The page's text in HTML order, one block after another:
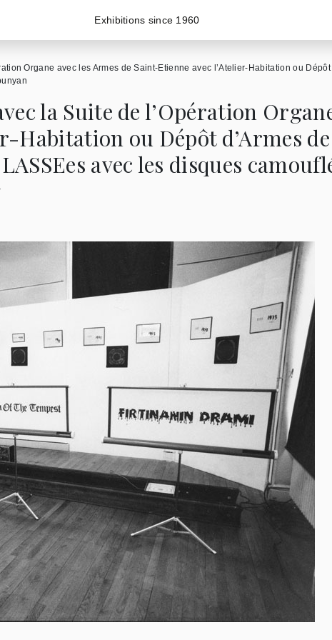
Exhibitions since 1960
Organe avec les Armes de Saint-Etienne avec l’Atelier-Habitation ou
la Suite de l’Opération
Habitation ou Dépôt d’Armes
avec les disques